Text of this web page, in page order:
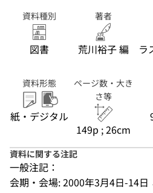
資料種別
図書
著者
荒川裕子 編 ラ
資料形態
紙・デジタル
ページ数・大き
さ等
149p ; 26cm
資料に関する注記
一般注記：
会期・会場: 2000年3月4日-14